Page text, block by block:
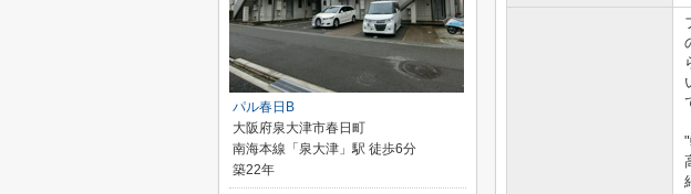
パル春日B
大阪府泉大津市春日町
南海本線「泉大津」駅 徒歩6分
築22年